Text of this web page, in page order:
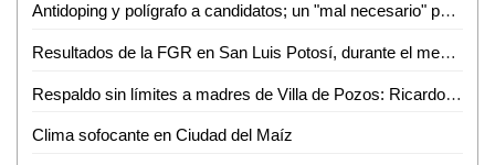
Antidoping y polígrafo a candidatos; un "mal necesario" para SLP: Frinné Azuara
Resultados de la FGR en San Luis Potosí, durante el mes de abril de 2026
Respaldo sin límites a madres de Villa de Pozos: Ricardo Gallardo
Clima sofocante en Ciudad del Maíz